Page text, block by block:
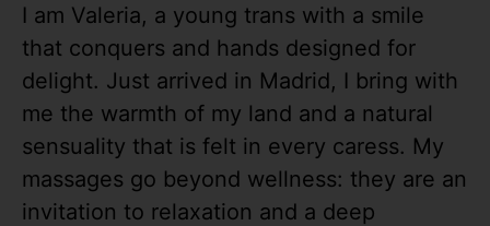
I am Valeria, a young trans with a smile
that conquers and hands designed for
delight. Just arrived in Madrid, I bring with
me the warmth of my land and a natural
sensuality that is felt in every caress. My
massages go beyond wellness: they are an
invitation to relaxation and a deep